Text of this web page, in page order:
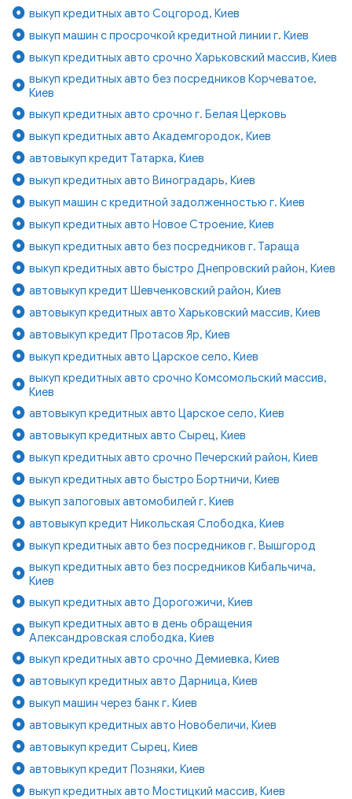
выкуп кредитных авто Соцгород, Киев
выкуп машин с просрочкой кредитной линии г. Киев
выкуп кредитных авто срочно Харьковский массив, Киев
выкуп кредитных авто без посредников Корчеватое,
Киев
выкуп кредитных авто срочно г. Белая Церковь
выкуп кредитных авто Академгородок, Киев
автовыкуп кредит Татарка, Киев
выкуп кредитных авто Виноградарь, Киев
выкуп машин с кредитной задолженностью г. Киев
выкуп кредитных авто Новое Строение, Киев
выкуп кредитных авто без посредников г. Тараща
выкуп кредитных авто быстро Днепровский район, Киев
автовыкуп кредит Шевченковский район, Киев
автовыкуп кредитных авто Харьковский массив, Киев
автовыкуп кредит Протасов Яр, Киев
выкуп кредитных авто Царское село, Киев
выкуп кредитных авто срочно Комсомольский массив,
Киев
автовыкуп кредитных авто Царское село, Киев
автовыкуп кредитных авто Сырец, Киев
выкуп кредитных авто срочно Печерский район, Киев
выкуп кредитных авто быстро Бортничи, Киев
выкуп залоговых автомобилей г. Киев
автовыкуп кредит Никольская Слободка, Киев
выкуп кредитных авто без посредников г. Вышгород
выкуп кредитных авто без посредников Кибальчича,
Киев
выкуп кредитных авто Дорогожичи, Киев
выкуп кредитных авто в день обращения
Александровская слободка, Киев
выкуп кредитных авто срочно Демиевка, Киев
автовыкуп кредитных авто Дарница, Киев
выкуп машин через банк г. Киев
автовыкуп кредитных авто Новобеличи, Киев
автовыкуп кредит Сырец, Киев
автовыкуп кредит Позняки, Киев
выкуп кредитных авто Мостицкий массив, Киев